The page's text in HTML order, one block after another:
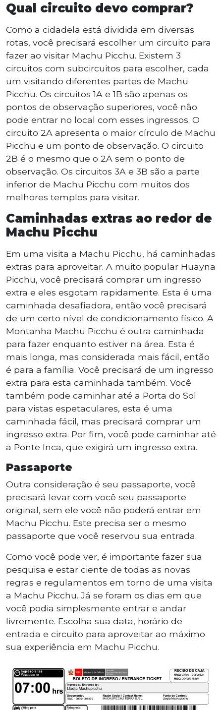
Qual circuito devo comprar?
Como a cidadela está dividida em diversas
rotas, você precisará escolher um circuito para
fazer ao visitar Machu Picchu. Existem 3
circuitos com subcircuitos para escolher, cada
um visitando diferentes partes de Machu
Picchu. Os circuitos 1A e 1B são apenas os
pontos de observação superiores, você não
pode entrar no local com esses ingressos. O
circuito 2A apresenta o maior círculo de Machu
Picchu e um ponto de observação. O circuito
2B é o mesmo que o 2A sem o ponto de
observação. Os circuitos 3A e 3B são a parte
inferior de Machu Picchu com muitos dos
melhores templos para visitar.
Caminhadas extras ao redor de
Machu Picchu
Em uma visita a Machu Picchu, há caminhadas
extras para aproveitar. A muito popular Huayna
Picchu, você precisará comprar um ingresso
extra e eles esgotam rapidamente. Esta é uma
caminhada desafiadora, então você precisará
de um certo nível de condicionamento físico. A
Montanha Machu Picchu é outra caminhada
para fazer enquanto estiver na área. Esta é
mais longa, mas considerada mais fácil, então
é para a família. Você precisará de um ingresso
extra para esta caminhada também. Você
também pode caminhar até a Porta do Sol
para vistas espetaculares, esta é uma
caminhada fácil, mas precisará comprar um
ingresso extra. Por fim, você pode caminhar até
a Ponte Inca, que exigirá um ingresso extra.
Passaporte
Outra consideração é seu passaporte, você
precisará levar com você seu passaporte
original, sem ele você não poderá entrar em
Machu Picchu. Este precisa ser o mesmo
passaporte que você reservou sua entrada.
Como você pode ver, é importante fazer sua
pesquisa e estar ciente de todas as novas
regras e regulamentos em torno de uma visita
a Machu Picchu. Já se foram os dias em que
você podia simplesmente entrar e andar
livremente. Escolha sua data, horário de
entrada e circuito para aproveitar ao máximo
sua experiência em Machu Picchu.